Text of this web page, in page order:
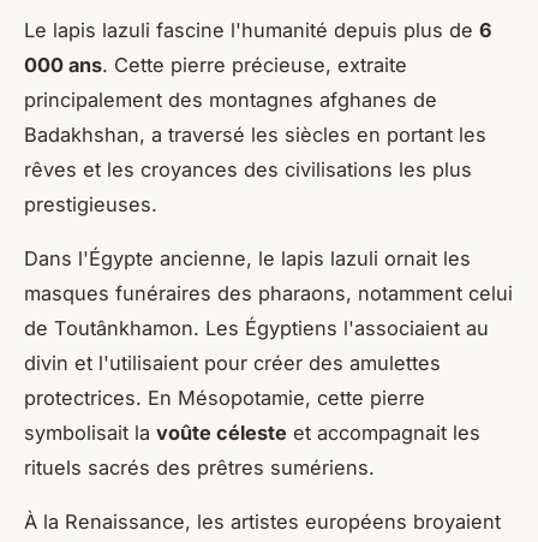
Le lapis lazuli fascine l'humanité depuis plus de 6
000 ans. Cette pierre précieuse, extraite
principalement des montagnes afghanes de
Badakhshan, a traversé les siècles en portant les
rêves et les croyances des civilisations les plus
prestigieuses.
Dans l'Égypte ancienne, le lapis lazuli ornait les
masques funéraires des pharaons, notamment celui
de Toutânkhamon. Les Égyptiens l'associaient au
divin et l'utilisaient pour créer des amulettes
protectrices. En Mésopotamie, cette pierre
symbolisait la voûte céleste et accompagnait les
rituels sacrés des prêtres sumériens.
À la Renaissance, les artistes européens broyaient